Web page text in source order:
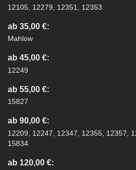
12105, 12279, 12351, 12353
ab 35,00 €:
Mahlow
ab 45,00 €:
12249
ab 55,00 €:
15827
ab 90,00 €:
12209, 12247, 12347, 12355, 12357,
15834
ab 120,00 €: